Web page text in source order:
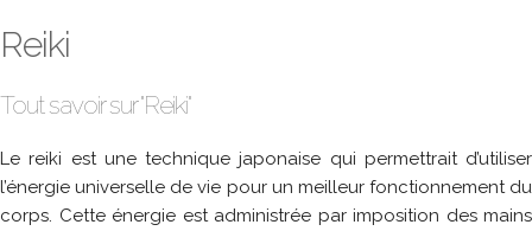
Reiki
Tout savoir sur "Reiki"
Le reiki est une technique japonaise qui permettrait d’utiliser
l’énergie universelle de vie pour un meilleur fonctionnement du
corps. Cette énergie est administrée par imposition des mains